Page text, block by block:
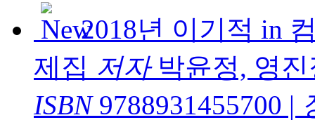
2018년 이기적 in
제집 저자박윤정, 영진
ISBN9788931455700 |